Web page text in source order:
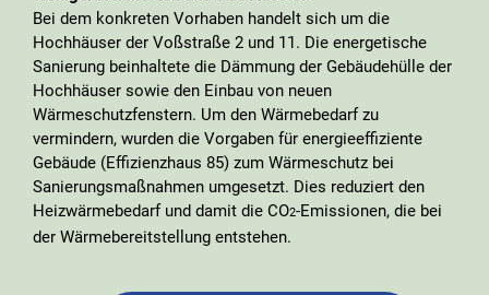
Bei dem konkreten Vorhaben handelt sich um die
Hochhäuser der Voßstraße 2 und 11. Die energetische
Sanierung beinhaltete die Dämmung der Gebäudehülle der
Hochhäuser sowie den Einbau von neuen
Wärmeschutzfenstern. Um den Wärmebedarf zu
vermindern, wurden die Vorgaben für energieeffiziente
Gebäude (Effizienzhaus 85) zum Wärmeschutz bei
Sanierungsmaßnahmen umgesetzt. Dies reduziert den
Heizwärmebedarf und damit die CO2‑Emissionen, die bei
der Wärmebereitstellung entstehen.